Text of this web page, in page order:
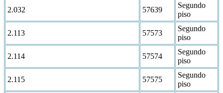
2.032 57639
Segundo
piso
2.113 57573
Segundo
piso
2.114 57574
Segundo
piso
2.115 57575
Segundo
piso